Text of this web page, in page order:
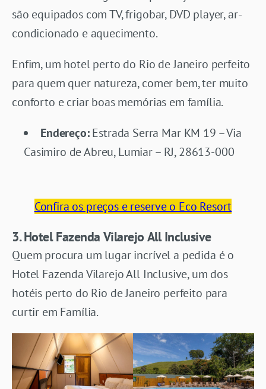
são equipados com TV, frigobar, DVD player, ar-
condicionado e aquecimento.
Enfim, um hotel perto do Rio de Janeiro perfeito
para quem quer natureza, comer bem, ter muito
conforto e criar boas memórias em família.
Endereço:Estrada Serra Mar KM 19 – Via
Casimiro de Abreu, Lumiar – RJ, 28613-000
Confira os preços e reserve o Eco Resort
3. Hotel Fazenda Vilarejo All Inclusive
Quem procura um lugar incrível a pedida é o
Hotel Fazenda Vilarejo All Inclusive, um dos
hotéis perto do Rio de Janeiro perfeito para
curtir em Família.